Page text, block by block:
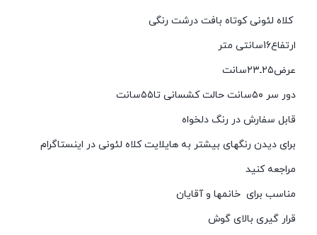
کلاه لئونی کوتاه بافت درشت رنگی
ارتفاع16سانتی متر
عرض۲۵ـ۲۳سانت
دور سر ۵۰سانت حالت کشسانی تا۵۵سانت
قابل سفارش در رنگ دلخواه
برای دیدن رنگهای بیشتر به هایلایت کلاه لئونی در اینستاگرام
مراجعه کنید
مناسب برای خانمها و آقایان
قرار گیری بالای گوش